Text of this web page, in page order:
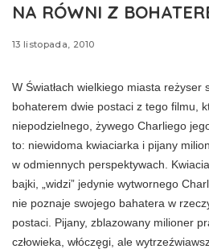
NA RÓWNI Z
13 listopada, 2010
W Światłach wielkiego miasta reżyser
bohaterem dwie po­staci z tego filmu,
niepodzielnego, żywego Charliego
to: niewidoma kwiaciar­ka i pijany
w odmiennych perspektywach.
bajki, „widzi” jedynie wytwornego
nie poznaje swojego bahatera w
postaci. Pijany, zblazowany mi­lioner
człowieka, włóczęgi, ale